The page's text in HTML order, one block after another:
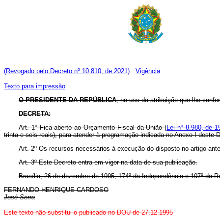
(Revogado pelo Decreto nº 10.810, de 2021) Vigência
Texto para impressão
O PRESIDENTE DA REPÚBLICA, no uso da atribuição que lhe
DECRETA:
Art. 1º Fica aberto ao Orçamento Fiscal da União (Lei nº 8.980, de
trinta e seis reais), para atender à programação indicada no Anexo I deste
Art. 2º Os recursos necessários à execução do disposto no artigo
Art. 3º Este Decreto entra em vigor na data de sua publicação.
Brasília, 26 de dezembro de 1995; 174º da Independência e 107º da
FERNANDO HENRIQUE CARDOSO
José Serra
Este texto não substitui o publicado no DOU de 27.12.1995